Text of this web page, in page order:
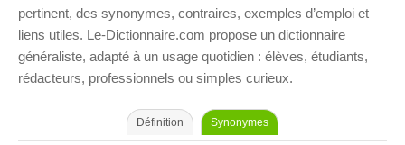
pertinent, des synonymes, contraires, exemples d’emploi et
liens utiles. Le-Dictionnaire.com propose un dictionnaire
généraliste, adapté à un usage quotidien : élèves, étudiants,
rédacteurs, professionnels ou simples curieux.
Définition Synonymes